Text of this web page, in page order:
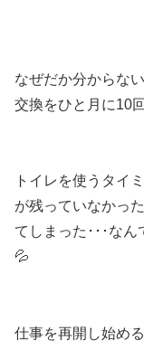
なぜだか分からな
交換をひと月に10
トイレを使うタイ
が残っていなかっ
てしまった･･･な
💦
仕事を再開し始め